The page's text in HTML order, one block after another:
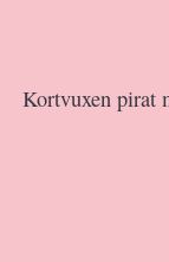
Kortvuxen pirat